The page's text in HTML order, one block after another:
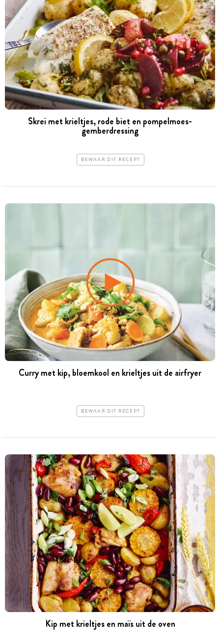
Skrei met krieltjes, rode biet en pompelmoes-
gemberdressing
BEWAAR DIT RECEPT
Curry met kip, bloemkool en krieltjes uit de airfryer
BEWAAR DIT RECEPT
Kip met krieltjes en maïs uit de oven